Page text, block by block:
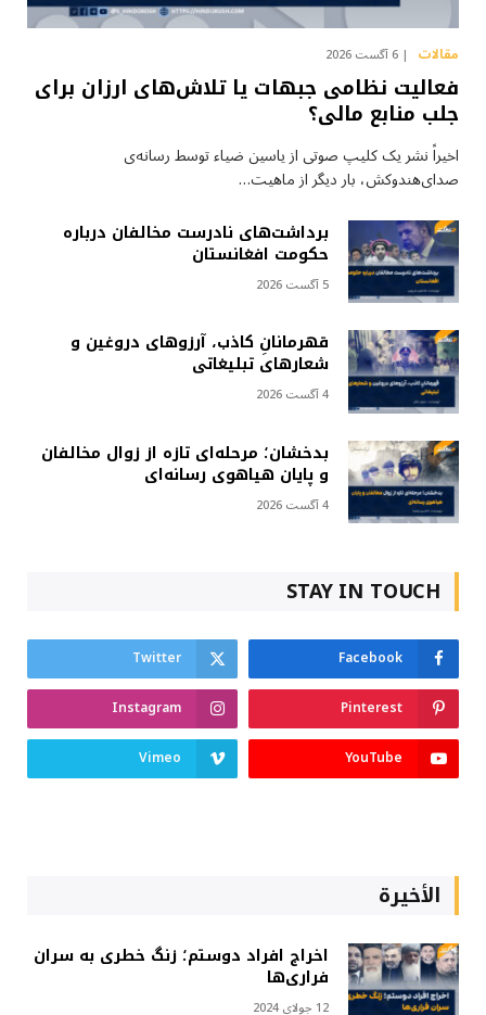
مقالات 6 آگست 2026
فعالیت نظامی جبهات یا تلاش‌های ارزان برای
جلب منابع مالی؟
اخیراً نشر یک کلیپ صوتی از یاسین ضیاء توسط رسانه‌ی
صدای‌هندوکش، بار دیگر از ماهیت…
برداشت‌های نادرست مخالفان درباره
حکومت افغانستان
5 آگست 2026
قهرمانانِ کاذب، آرزوهای دروغین و
شعارهای تبلیغاتی
4 آگست 2026
بدخشان؛ مرحله‌ای تازه از زوال مخالفان
و پایان هیاهوی رسانه‌ای
4 آگست 2026
STAY IN TOUCH
Facebook
Twitter
Pinterest
Instagram
YouTube
Vimeo
الأخيرة
اخراج افراد دوستم؛ زنگ خطری به سران
فراری‌ها
12 جولای 2024